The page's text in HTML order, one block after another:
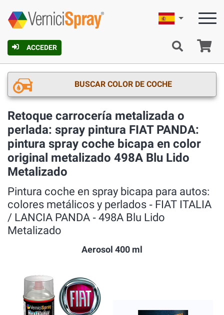
ACCEDER
Español
BUSCAR COLOR DE COCHE
Retoque carrocería metalizada o
perlada: spray pintura FIAT PANDA:
pintura spray coche bicapa en color
original metalizado 498A Blu Lido
Metalizado
Pintura coche en spray bicapa para autos:
colores metálicos y perlados ‐ FIAT ITALIA
/ LANCIA PANDA ‐ 498A Blu Lido
Metalizado
Aerosol 400 ml